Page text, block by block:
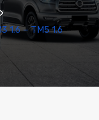
1.6 – TM5 1.6